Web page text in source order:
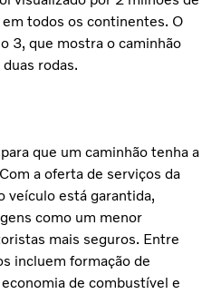
todos os continentes. O
3, que mostra o caminhão
rodas.
que um caminhão tenha a
a oferta de serviços da
veículo está garantida,
como um menor
mais seguros. Entre
incluem formação de
de combustível e